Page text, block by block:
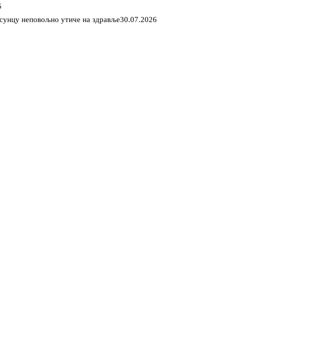
неповољно утиче на здравље30.07.2026